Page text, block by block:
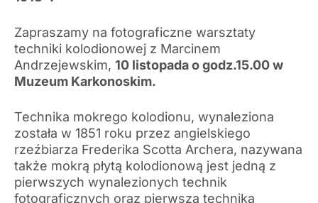
Zapraszamy na fotograficzne warsztaty
techniki kolodionowej z Marcinem
Andrzejewskim, 10 listopada o godz.15.00 w
Muzeum Karkonoskim.
Technika mokrego kolodionu, wynaleziona
została w 1851 roku przez angielskiego
rzeźbiarza Frederika Scotta Archera, nazywana
także mokrą płytą kolodionową jest jedną z
pierwszych wynalezionych technik
fotograficznych oraz pierwszą techniką